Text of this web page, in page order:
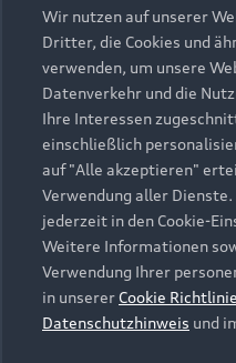
Elektromodelle
Plug-in-Hybride
Neuwagensuche
Gebrauchtwagensuche
Gebrauchtwagen
Finanzierung
Aktionen & Angebote
Geschäftskunden
Saisonale Angebote
Audi Services
Garantie
Audi digital services
myAudi
Support
Kundenservice
Händlersuche
Audi Code
Häufige Fragen (FAQ)
Audi Online Beratung
Über Audi
Unternehmen
Karriere
Investor Relations
Presse & Media Center
© 2026 AUDI AG. Alle
Wir nutzen auf unserer
Dritter, die Cookies und
verwenden, um unsere
Datenverkehr und die
Ihre Interessen
einschließlich
auf "Alle akzeptieren"
Verwendung aller
jederzeit in den Cookie-
Weitere Informationen
Verwendung Ihrer
in unserer Cookie Richtlinie
Datenschutzhinweis und